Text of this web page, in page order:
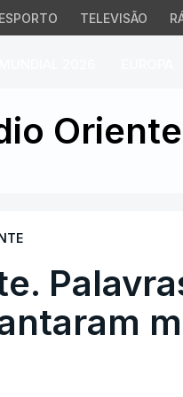
TELEVISÃO
Palavras
Oriente